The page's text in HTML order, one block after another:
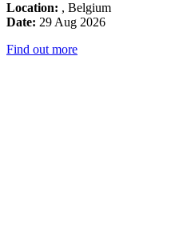
Location: , Belgium
Date: 29 Aug 2026
Find out more